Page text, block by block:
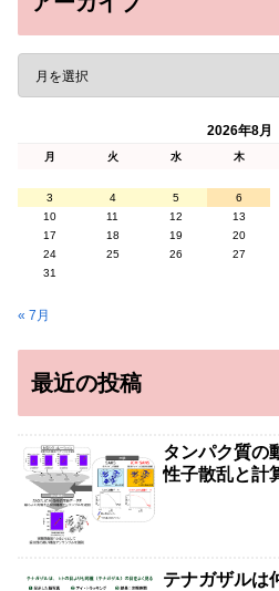
2026年8月
月 火 水 木
3
4 5 6
10
11 12 13
17
18 19 20
24
25 26 27
31
« 7月
最近の投稿
タンパク質の
性子散乱と計
テナガザルは